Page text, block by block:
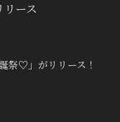
ース
祭♡」がリリース！